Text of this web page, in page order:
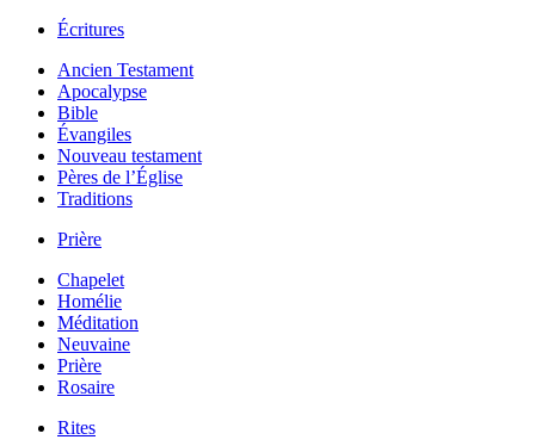
Écritures
Ancien Testament
Apocalypse
Bible
Évangiles
Nouveau testament
Pères de l’Église
Traditions
Prière
Chapelet
Homélie
Méditation
Neuvaine
Prière
Rosaire
Rites